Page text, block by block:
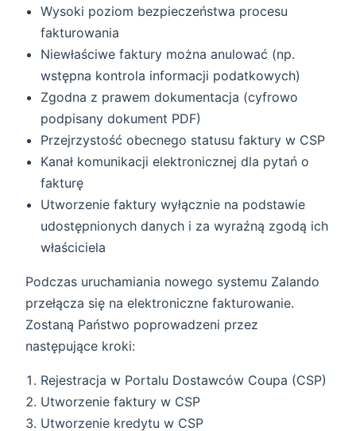
Wysoki poziom bezpieczeństwa procesu
fakturowania
Niewłaściwe faktury można anulować (np.
wstępna kontrola informacji podatkowych)
Zgodna z prawem dokumentacja (cyfrowo
podpisany dokument PDF)
Przejrzystość obecnego statusu faktury w CSP
Kanał komunikacji elektronicznej dla pytań o
fakturę
Utworzenie faktury wyłącznie na podstawie
udostępnionych danych i za wyraźną zgodą ich
właściciela
Podczas uruchamiania nowego systemu Zalando
przełącza się na elektroniczne fakturowanie.
Zostaną Państwo poprowadzeni przez
następujące kroki:
Rejestracja w Portalu Dostawców Coupa (CSP)
Utworzenie faktury w CSP
Utworzenie kredytu w CSP